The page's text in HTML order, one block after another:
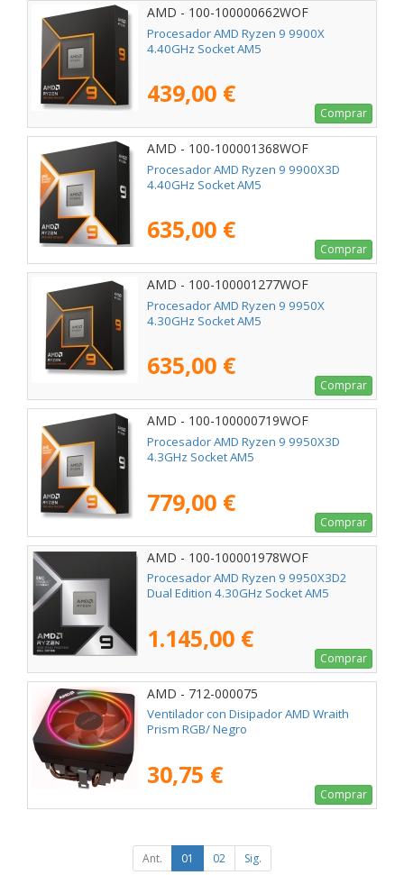
AMD - 100-100000662WOF
Procesador AMD Ryzen 9 9900X
4.40GHz Socket AM5
439,00 €
Comprar
AMD - 100-100001368WOF
Procesador AMD Ryzen 9 9900X3D
4.40GHz Socket AM5
635,00 €
Comprar
AMD - 100-100001277WOF
Procesador AMD Ryzen 9 9950X
4.30GHz Socket AM5
635,00 €
Comprar
AMD - 100-100000719WOF
Procesador AMD Ryzen 9 9950X3D
4.3GHz Socket AM5
779,00 €
Comprar
AMD - 100-100001978WOF
Procesador AMD Ryzen 9 9950X3D2
Dual Edition 4.30GHz Socket AM5
1.145,00 €
Comprar
AMD - 712-000075
Ventilador con Disipador AMD Wraith
Prism RGB/ Negro
30,75 €
Comprar
Ant. 01 02 Sig.